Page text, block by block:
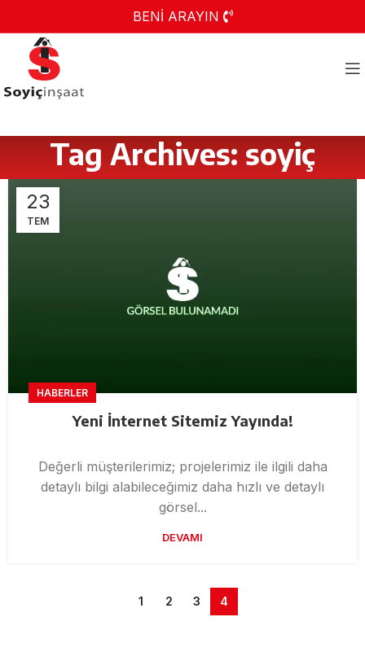
BENİ ARAYIN
Tag Archives: soyiç
23
TEM
HABERLER
Yeni İnternet Sitemiz Yayında!
Değerli müşterilerimiz; projelerimiz ile ilgili daha
detaylı bilgi alabileceğimiz daha hızlı ve detaylı
görsel...
DEVAMI
1 2 3 4